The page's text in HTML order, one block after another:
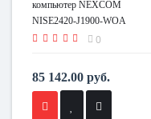
компьютер NEXCOM
NISE2420-J1900-WOA
0
85 142.00 руб.